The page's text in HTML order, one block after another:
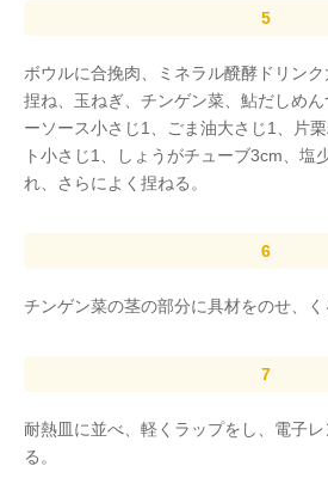
ボウルに合挽肉、ミネラル醗酵ドリンク
捏ね、玉ねぎ、チンゲン菜、鮎だしめ
ーソース小さじ1、ごま油大さじ1、片
ト小さじ1、しょうがチューブ3cm、塩
れ、さらによく捏ねる。
チンゲン菜の茎の部分に具材をのせ、く
耐熱皿に並べ、軽くラップをし、電子
る。